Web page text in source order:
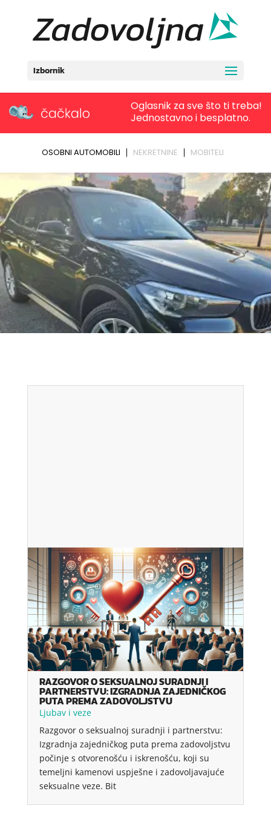
Izbornik
RAZGOVOR O SEKSUALNOJ SURADNJI I
PARTNERSTVU: IZGRADNJA ZAJEDNIČKOG
PUTA PREMA ZADOVOLJSTVU
Ljubav i veze
Razgovor o seksualnoj suradnji i partnerstvu:
Izgradnja zajedničkog puta prema zadovoljstvu
počinje s otvorenošću i iskrenošću, koji su
temeljni kamenovi uspješne i zadovoljavajuće
seksualne veze. Bit